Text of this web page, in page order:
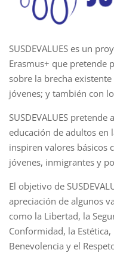
SUSDEVALUES es un
Erasmus+ que pretende
sobre la brecha
jóvenes; y también con
SUSDEVALUES
educación de adultos en
inspiren valores básicos
jóvenes, inmigrantes y
El objetivo de
apreciación de algunos
como la Libertad, la
Conformidad, la
Benevolencia y el